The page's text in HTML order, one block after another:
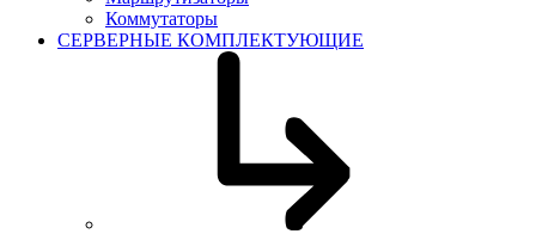
Коммутаторы
СЕРВЕРНЫЕ КОМПЛЕКТУЮЩИЕ